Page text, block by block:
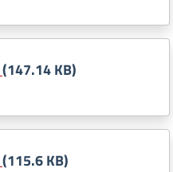
(147.14 KB)
(115.6 KB)